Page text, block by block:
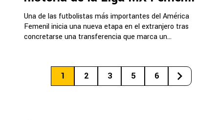
Una de las futbolistas más importantes del América
Femenil inicia una nueva etapa en el extranjero tras
concretarse una transferencia que marca un...
1 2 3 5 6